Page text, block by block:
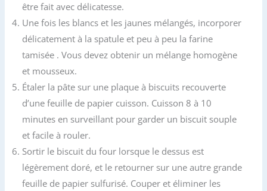
être fait avec délicatesse.
Une fois les blancs et les jaunes mélangés, incorporer
délicatement à la spatule et peu à peu la farine
tamisée . Vous devez obtenir un mélange homogène
et mousseux.
Étaler la pâte sur une plaque à biscuits recouverte
d’une feuille de papier cuisson. Cuisson 8 à 10
minutes en surveillant pour garder un biscuit souple
et facile à rouler.
Sortir le biscuit du four lorsque le dessus est
légèrement doré, et le retourner sur une autre grande
feuille de papier sulfurisé. Couper et éliminer les